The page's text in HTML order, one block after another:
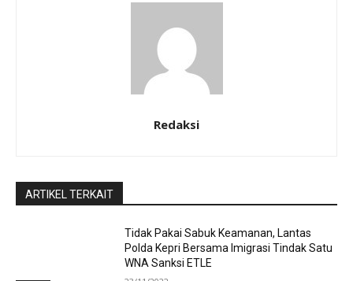
Redaksi
ARTIKEL TERKAIT
Tidak Pakai Sabuk Keamanan, Lantas
Polda Kepri Bersama Imigrasi Tindak Satu
WNA Sanksi ETLE